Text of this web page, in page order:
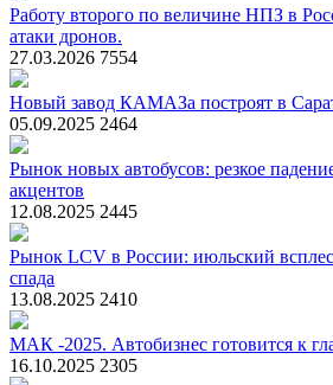
Работу второго по величине НПЗ в
атаки дронов.
27.03.2026 7554
Новый завод КАМАЗа построят в
05.09.2025 2464
Рынок новых автобусов: резкое
акцентов
12.08.2025 2445
Рынок LCV в России: июльский
спада
13.08.2025 2410
МАК -2025. Автобизнес готовится к
16.10.2025 2305